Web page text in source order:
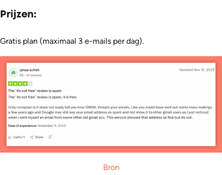
Prijzen:
Gratis plan (maximaal 3 e-mails per dag).
Bron